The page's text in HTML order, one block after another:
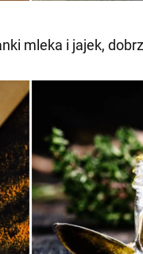
mleka i jajek,